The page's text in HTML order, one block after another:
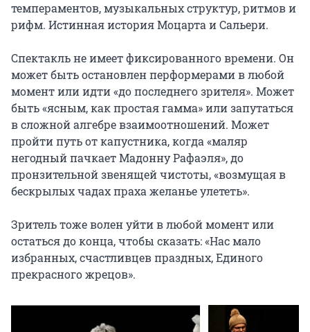
темпераментов, музыкальных структур, ритмов и
рифм. Истинная история Моцарта и Сальери.
Спектакль не имеет фиксированного времени. Он
может быть остановлен перформерами в любой
момент или идти «до последнего зрителя». Может
быть «ясным, как простая гамма» или запутаться
в сложной алгебре взаимоотношений. Может
пройти путь от капустника, когда «маляр
негодный пачкает Мадонну Рафаэля», до
пронзительной звенящей чистоты, «возмущая в
бескрылых чадах праха желанье улететь».
Зритель тоже волен уйти в любой момент или
остаться до конца, чтобы сказать: «Нас мало
избранных, счастливцев праздных, Единого
прекрасного жрецов».